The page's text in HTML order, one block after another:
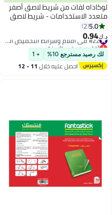
#22 في أفلام وشرائط التحميض الجاف
#22 في أفلام وشرائط التحميض الجاف
وعرض 2 بوصة باللون الأسود
5.0
5
د.ك‏2.16
تم بيع +10 مؤخرًا
لك رصيد مسترجع 10% + 1
احصل عليه خلال